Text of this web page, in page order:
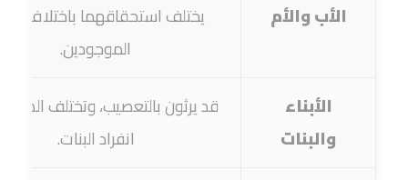
الأب والأم
يختلف استحقاقهما باختلاف
الموجودين.
الأبناء
والبنات
قد يرثون بالتعصيب، وتختلف
انفراد البنات.